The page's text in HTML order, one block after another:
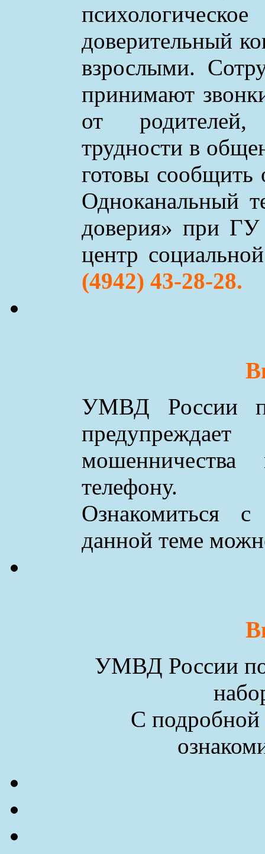
доверительный
взрослыми.
принимают
от
трудности в
готовы сообщить
Одноканальный
доверия» при ГУ
центр
(4942) 43-28-28.
УМВД России
телефону.
Ознакомиться
данной теме
УМВД России по
С